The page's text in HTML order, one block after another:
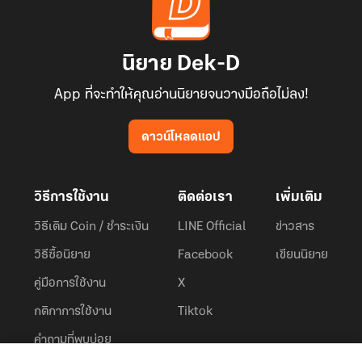
นิยาย Dek-D
App ที่จะทำให้คุณอ่านนิยายจนวางมือถือไม่ลง!
ดาวน์โหลดแอป
วิธีการใช้งาน
วิธีเติม Coin / ชำระเงิน
วิธีซื้อนิยาย
คู่มือการใช้งาน
กติกาการใช้งาน
คำถามที่พบบ่อย
ติดต่อเรา
LINE Official
Facebook
X
Tiktok
เพิ่มเติม
ข่าวสาร
เขียนนิยาย